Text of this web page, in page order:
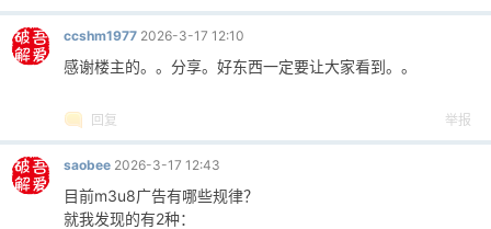
ccshm1977 2026-3-17 12:10
感谢楼主的。。分享。好东西一定要让大家看到。。
回复 举报
saobee 2026-3-17 12:43
目前m3u8广告有哪些规律？
就我发现的有2种：